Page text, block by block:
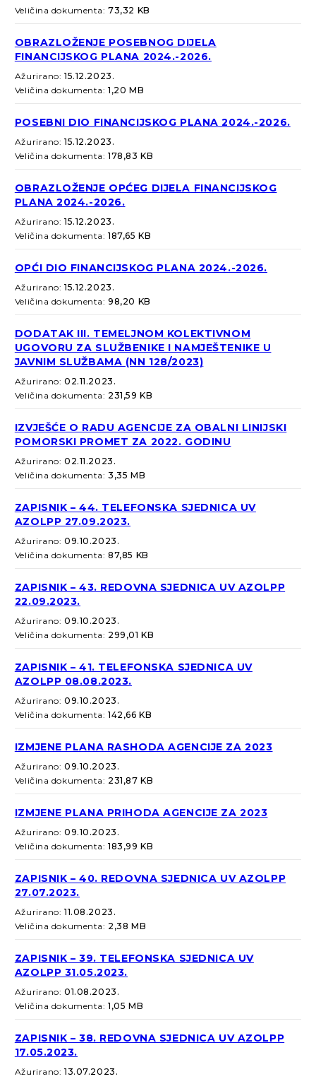
Veličina dokumenta:73,32 KB
OBRAZLOŽENJE POSEBNOG DIJELA
FINANCIJSKOG PLANA 2024.-2026.
Ažurirano:15.12.2023.
Veličina dokumenta:1,20 MB
POSEBNI DIO FINANCIJSKOG PLANA 2024.-2026.
Ažurirano:15.12.2023.
Veličina dokumenta:178,83 KB
OBRAZLOŽENJE OPĆEG DIJELA FINANCIJSKOG
PLANA 2024.-2026.
Ažurirano:15.12.2023.
Veličina dokumenta:187,65 KB
OPĆI DIO FINANCIJSKOG PLANA 2024.-2026.
Ažurirano:15.12.2023.
Veličina dokumenta:98,20 KB
DODATAK III. TEMELJNOM KOLEKTIVNOM
UGOVORU ZA SLUŽBENIKE I NAMJEŠTENIKE U
JAVNIM SLUŽBAMA (NN 128/2023)
Ažurirano:02.11.2023.
Veličina dokumenta: 231,59 KB
IZVJEŠĆE O RADU AGENCIJE ZA OBALNI LINIJSKI
POMORSKI PROMET ZA 2022. GODINU
Ažurirano:02.11.2023.
Veličina dokumenta:3,35 MB
ZAPISNIK – 44. TELEFONSKA SJEDNICA UV
AZOLPP 27.09.2023.
Ažurirano:09.10.2023.
Veličina dokumenta:87,85 KB
ZAPISNIK – 43. REDOVNA SJEDNICA UV AZOLPP
22.09.2023.
Ažurirano:09.10.2023.
Veličina dokumenta: 299,01 KB
ZAPISNIK – 41. TELEFONSKA SJEDNICA UV
AZOLPP 08.08.2023.
Ažurirano:09.10.2023.
Veličina dokumenta:142,66 KB
IZMJENE PLANA RASHODA AGENCIJE ZA 2023
Ažurirano:09.10.2023.
Veličina dokumenta: 231,87 KB
IZMJENE PLANA PRIHODA AGENCIJE ZA 2023
Ažurirano:09.10.2023.
Veličina dokumenta:183,99 KB
ZAPISNIK – 40. REDOVNA SJEDNICA UV AZOLPP
27.07.2023.
Ažurirano:11.08.2023.
Veličina dokumenta: 2,38 MB
ZAPISNIK – 39. TELEFONSKA SJEDNICA UV
AZOLPP 31.05.2023.
Ažurirano:01.08.2023.
Veličina dokumenta:1,05 MB
ZAPISNIK – 38. REDOVNA SJEDNICA UV AZOLPP
17.05.2023.
Ažurirano:13.07.2023.